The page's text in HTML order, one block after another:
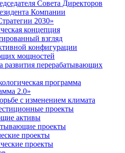
Совета Директоров
Компании
2030»
концепция
взгляд
конфигурации
мощностей
развития перерабатывающих
программа
2.0»
с изменением климата
проекты
активы
проекты
проекты
проекты